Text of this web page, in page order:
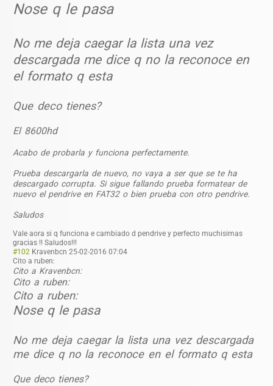
Nose q le pasa
No me deja caegar la lista una vez
descargada me dice q no la reconoce en
el formato q esta
Que deco tienes?
El 8600hd
Acabo de probarla y funciona perfectamente.
Prueba descargarla de nuevo, no vaya a ser que se te ha
descargado corrupta. Si sigue fallando prueba formatear de
nuevo el pendrive en FAT32 o bien prueba con otro pendrive.
Saludos
Vale aora si q funciona e cambiado d pendrive y perfecto muchisimas
gracias !! Saludos!!!
#102 Kravenbcn 25-02-2016 07:04
Cito a ruben:
Cito a Kravenbcn:
Cito a ruben:
Cito a ruben:
Nose q le pasa
No me deja caegar la lista una vez descargada
me dice q no la reconoce en el formato q esta
Que deco tienes?